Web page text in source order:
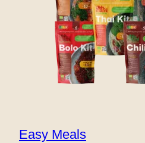
Easy Meals
Myymälän sijainti
Ota yhteyttä
B2B